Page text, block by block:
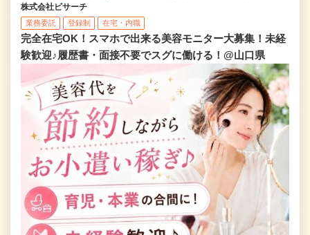
株式会社ビサーチ
業務委託 登録制 在宅・内職
完全在宅OK！スマホで出来る美容モニター大募集！未経
験歓迎♪履歴書・面接不要でスグに働ける！@山口県